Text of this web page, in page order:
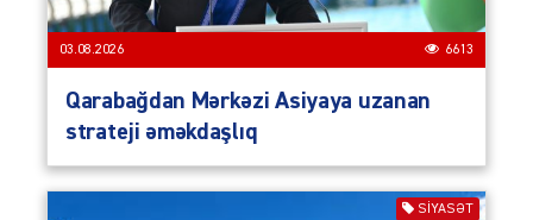
03.08.2026 6613
Qarabağdan Mərkəzi Asiyaya uzanan
strateji əməkdaşlıq
SIYASƏT